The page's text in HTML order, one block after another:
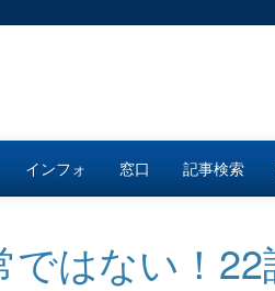
インフォ 窓口 記事検索
はない！22